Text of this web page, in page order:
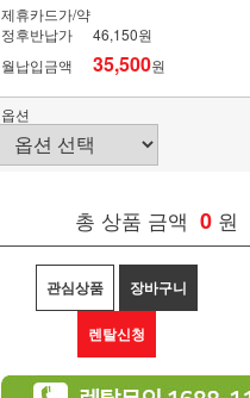
제휴카드가/약
정후반납가
46,150원
월납입금액
35,500원
옵션
총 상품 금액 0 원
관심상품 장바구니
렌탈신청